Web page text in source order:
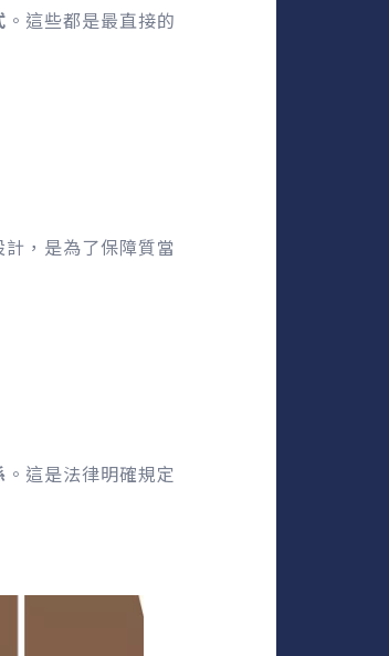
。這些都是最直接的
，是為了保障質當
。這是法律明確規定